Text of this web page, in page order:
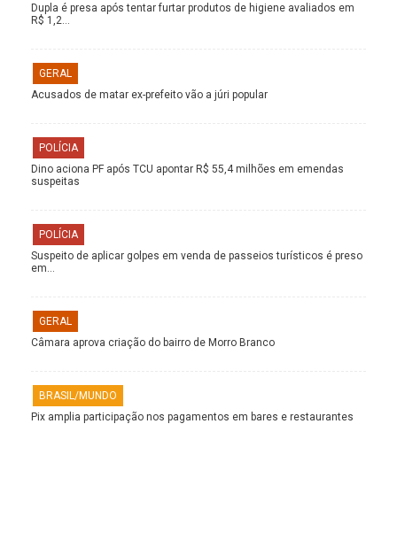
Dupla é presa após tentar furtar produtos de higiene avaliados em
R$ 1,2…
GERAL
Acusados de matar ex-prefeito vão a júri popular
POLÍCIA
Dino aciona PF após TCU apontar R$ 55,4 milhões em emendas
suspeitas
POLÍCIA
Suspeito de aplicar golpes em venda de passeios turísticos é preso
em…
GERAL
Câmara aprova criação do bairro de Morro Branco
BRASIL/MUNDO
Pix amplia participação nos pagamentos em bares e restaurantes